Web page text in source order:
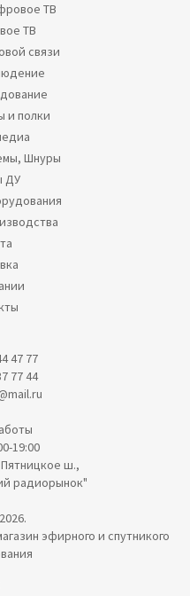
ТВ
ТВ
связи
и полки
Шнуры
ДУ
47 77
77 44
19:00
ш.,
радиорынок"
эфирного и спутникого